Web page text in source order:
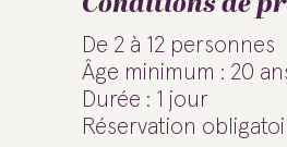
De 2 à 12 personnes
Âge minimum : 20
Durée : 1 jour
Réservation